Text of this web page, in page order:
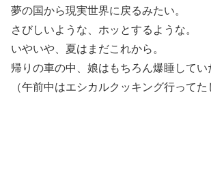
夢の国から現実世界に戻るみたい。
さびしいような、ホッとするような。
いやいや、夏はまだこれから。
帰りの車の中、娘はもちろん爆睡してい
（午前中はエシカルクッキング行ってた